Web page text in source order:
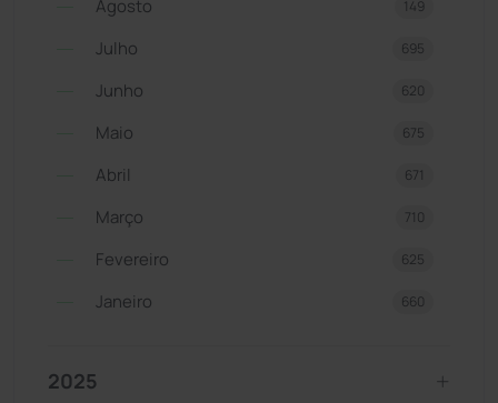
Agosto 149
Julho 695
Junho 620
Maio 675
Abril 671
Março 710
Fevereiro 625
Janeiro 660
2025